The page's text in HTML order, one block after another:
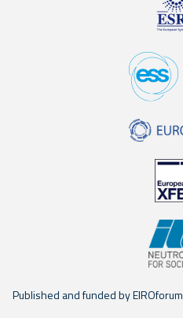
Published and funded by EIROforum